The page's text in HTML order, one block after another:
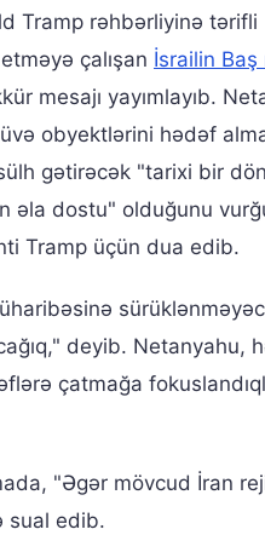
Tramp rəhbərliyinə tərifli
çalışan İsrailin Baş
mesajı yayımlayıb.
obyektlərini hədəf
gətirəcək "tarixi bir
əla dostu" olduğunu
Tramp üçün dua edib.
deyib. Netanyahu,
çatmağa
"Əgər mövcud İran
sual edib.